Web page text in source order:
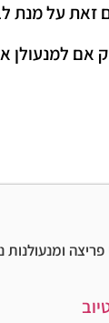
זאת על מנת
למנעולן
פריצה